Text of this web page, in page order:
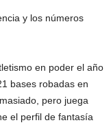
y los números
en poder el año
bases robadas en
pero juega
el perfil de fantasía